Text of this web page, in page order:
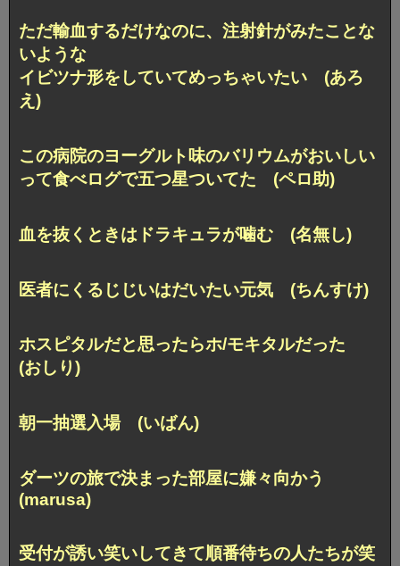
ただ輸血するだけなのに、注射針がみたことな
いような
イビツナ形をしていてめっちゃいたい (あろ
え)
この病院のヨーグルト味のバリウムがおいしい
って食べログで五つ星ついてた (ペロ助)
血を抜くときはドラキュラが噛む (名無し)
医者にくるじじいはだいたい元気 (ちんすけ)
ホスピタルだと思ったらホ/モキタルだった
(おしり)
朝一抽選入場 (いばん)
ダーツの旅で決まった部屋に嫌々向かう
(marusa)
受付が誘い笑いしてきて順番待ちの人たちが笑